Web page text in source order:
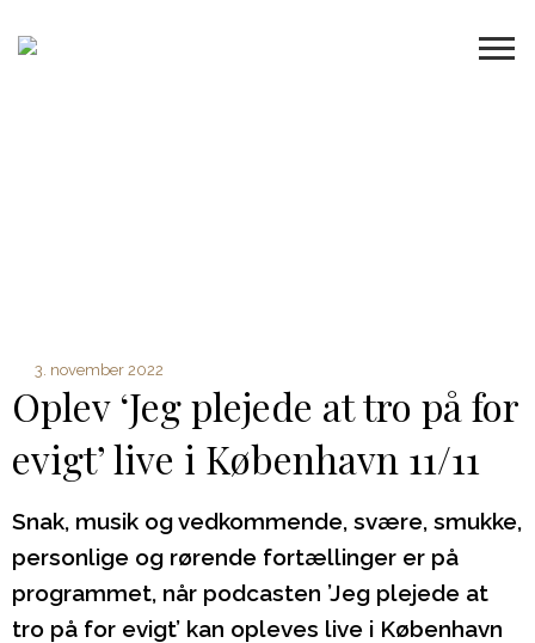
3. november 2022
Oplev ‘Jeg plejede at tro på for
evigt’ live i København 11/11
Snak, musik og vedkommende, svære, smukke,
personlige og rørende fortællinger er på
programmet, når podcasten ’Jeg plejede at
tro på for evigt’ kan opleves live i København